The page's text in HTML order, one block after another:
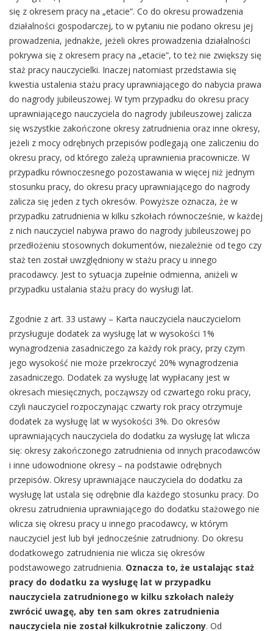
się z okresem pracy na „etacie”. Co do okresu prowadzenia
działalności gospodarczej, to w pytaniu nie podano okresu jej
prowadzenia, jednakże, jeżeli okres prowadzenia działalności
pokrywa się z okresem pracy na „etacie”, to też nie zwiększy się
staż pracy nauczycielki. Inaczej natomiast przedstawia się
kwestia ustalenia stażu pracy uprawniającego do nabycia prawa
do nagrody jubileuszowej. W tym przypadku do okresu pracy
uprawniającego nauczyciela do nagrody jubileuszowej zalicza
się wszystkie zakończone okresy zatrudnienia oraz inne okresy,
jeżeli z mocy odrębnych przepisów podlegają one zaliczeniu do
okresu pracy, od którego zależą uprawnienia pracownicze. W
przypadku równoczesnego pozostawania w więcej niż jednym
stosunku pracy, do okresu pracy uprawniającego do nagrody
zalicza się jeden z tych okresów. Powyższe oznacza, że w
przypadku zatrudnienia w kilku szkołach równocześnie, w każdej
z nich nauczyciel nabywa prawo do nagrody jubileuszowej po
przedłożeniu stosownych dokumentów, niezależnie od tego czy
staż ten został uwzględniony w stażu pracy u innego
pracodawcy. Jest to sytuacja zupełnie odmienna, aniżeli w
przypadku ustalania stażu pracy do wysługi lat.
Zgodnie z art. 33 ustawy – Karta nauczyciela nauczycielom
przysługuje dodatek za wysługę lat w wysokości 1%
wynagrodzenia zasadniczego za każdy rok pracy, przy czym
jego wysokość nie może przekroczyć 20% wynagrodzenia
zasadniczego. Dodatek za wysługę lat wypłacany jest w
okresach miesięcznych, począwszy od czwartego roku pracy,
czyli nauczyciel rozpoczynając czwarty rok pracy otrzymuje
dodatek za wysługę lat w wysokości 3%. Do okresów
uprawniających nauczyciela do dodatku za wysługę lat wlicza
się: okresy zakończonego zatrudnienia od innych pracodawców
i inne udowodnione okresy – na podstawie odrębnych
przepisów. Okresy uprawniające nauczyciela do dodatku za
wysługę lat ustala się odrębnie dla każdego stosunku pracy. Do
okresu zatrudnienia uprawniającego do dodatku stażowego nie
wlicza się okresu pracy u innego pracodawcy, w którym
nauczyciel jest lub był jednocześnie zatrudniony. Do okresu
dodatkowego zatrudnienia nie wlicza się okresów
podstawowego zatrudnienia. Oznacza to, że ustalając staż
pracy do dodatku za wysługę lat w przypadku
nauczyciela zatrudnionego w kilku szkołach należy
zwrócić uwagę, aby ten sam okres zatrudnienia
nauczyciela nie został kilkukrotnie zaliczony. Od